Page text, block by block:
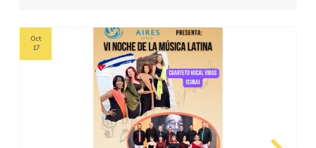
Oct
17